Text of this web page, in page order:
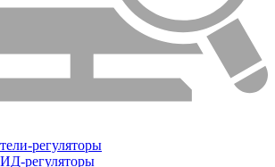
регуляторы
регуляторы